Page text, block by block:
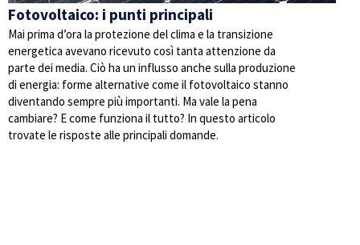
Fotovoltaico: i punti principali
Mai prima d’ora la protezione del clima e la transizione
energetica avevano ricevuto così tanta attenzione da
parte dei media. Ciò ha un influsso anche sulla produzione
di energia: forme alternative come il fotovoltaico stanno
diventando sempre più importanti. Ma vale la pena
cambiare? E come funziona il tutto? In questo articolo
trovate le risposte alle principali domande.